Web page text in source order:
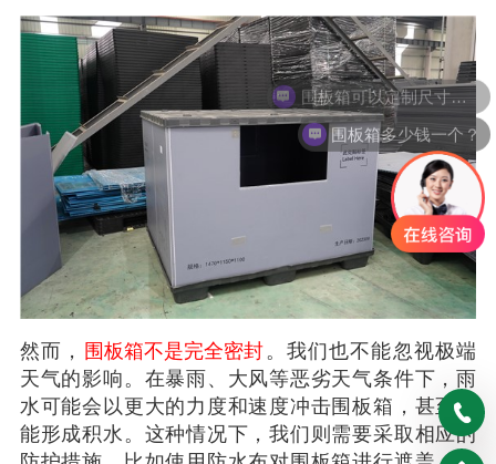
然而， 围板箱不是完全密封。我们也不能忽视极端
天气的影响。在暴雨、大风等恶劣天气条件下，雨
水可能会以更大的力度和速度冲击围板箱，甚至可
能形成积水。这种情况下，我们则需要采取相应的
围板箱可以定制尺寸么？
围板箱多少钱一个？